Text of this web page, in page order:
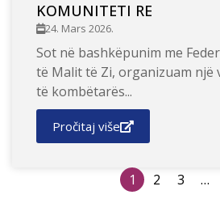
KOMUNITETI RE
24. Mars 2026.
Sot në bashkëpunim me
të Malit të Zi, organizuam një
të kombëtarës...
Pročitaj više
1 2 3 …